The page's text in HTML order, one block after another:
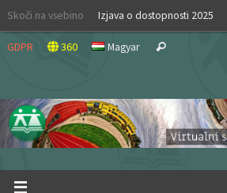
Skip
content
Skoči na vsebino Izjava o dostopnosti 2025
GDPR 360 Magyar Search